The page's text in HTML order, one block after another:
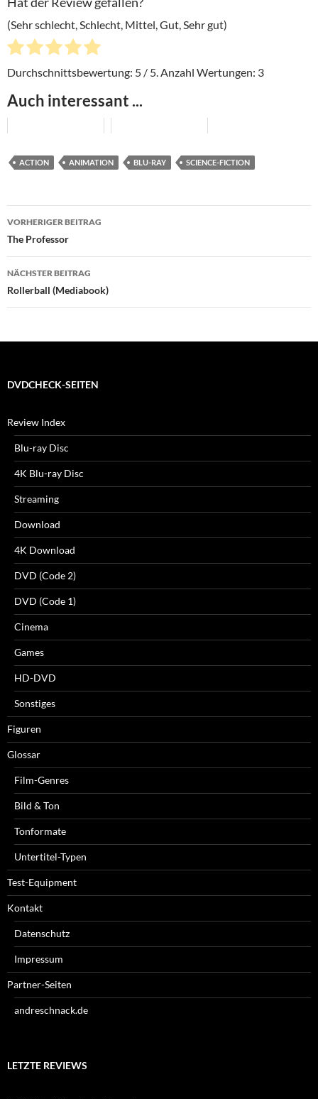
(Sehr schlecht, Schlecht, Mittel, Gut, Sehr gut)
Durchschnittsbewertung: 5 / 5. Anzahl Wertungen: 3
Auch interessant ...
ACTION ANIMATION BLU-RAY SCIENCE-FICTION
Beitragsnavigation
VORHERIGER BEITRAG
The Professor
NÄCHSTER BEITRAG
Rollerball (Mediabook)
DVDCHECK-SEITEN
Review Index
Blu-ray Disc
4K Blu-ray Disc
Streaming
Download
4K Download
DVD (Code 2)
DVD (Code 1)
Cinema
Games
HD-DVD
Sonstiges
Figuren
Glossar
Film-Genres
Bild & Ton
Tonformate
Untertitel-Typen
Test-Equipment
Kontakt
Datenschutz
Impressum
Partner-Seiten
andreschnack.de
LETZTE REVIEWS